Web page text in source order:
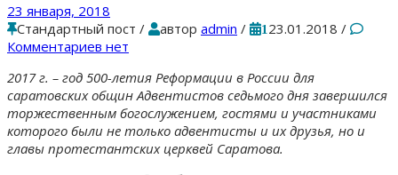
23 января, 2018
Стандартный пост / автор admin / 1 23.01.2018 /
Комментариев нет
2017 г. – год 500-летия Реформации в России для
саратовских общин Адвентистов седьмого дня завершился
торжественным богослужением, гостями и участниками
которого были не только адвентисты и их друзья, но и
главы протестантских церквей Саратова.